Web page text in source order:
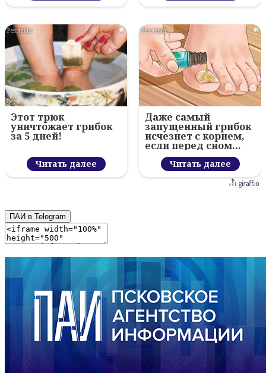
i
Этот трюк
уничтожает грибок
за 5 дней!
Читать далее
i
Даже самый
запущенный грибок
исчезнет с корнем,
если перед сном…
Читать далее
ПАИ в Telegram